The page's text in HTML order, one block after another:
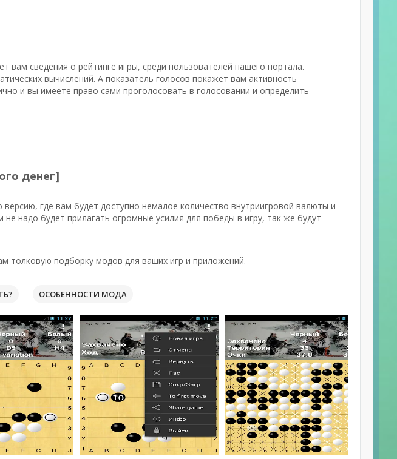
вам сведения о рейтинге игры, среди пользователей нашего портала.
вычислений. А показатель голосов покажет вам активность
и вы имеете право сами проголосовать в голосовании и определить
денег]
где вам будет доступно немалое количество внутриигровой валюты и
надо будет прилагать огромные усилия для победы в игру, так же будут
толковую подборку модов для ваших игр и приложений.
ОСОБЕННОСТИ МОДА